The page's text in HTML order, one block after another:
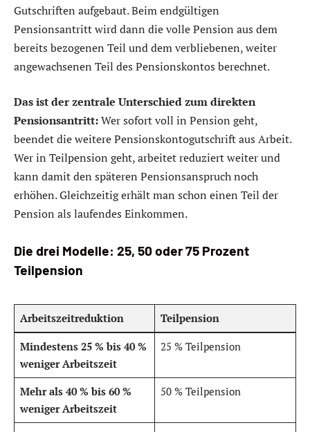
Gutschriften aufgebaut. Beim endgültigen
Pensionsantritt wird dann die volle Pension aus dem
bereits bezogenen Teil und dem verbliebenen, weiter
angewachsenen Teil des Pensionskontos berechnet.
Das ist der zentrale Unterschied zum direkten
Pensionsantritt:Wer sofort voll in Pension geht,
beendet die weitere Pensionskontogutschrift aus Arbeit.
Wer in Teilpension geht, arbeitet reduziert weiter und
kann damit den späteren Pensionsanspruch noch
erhöhen. Gleichzeitig erhält man schon einen Teil der
Pension als laufendes Einkommen.
Die drei Modelle: 25, 50 oder 75 Prozent
Teilpension
Arbeitszeitreduktion Teilpension
Mindestens 25 % bis 40 %
weniger Arbeitszeit
25 % Teilpension
Mehr als 40 % bis 60 %
weniger Arbeitszeit
50 % Teilpension